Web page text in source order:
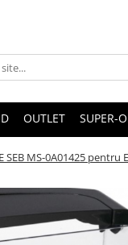
OUTLET SUPER-
SEB MS-0A01425 pentru